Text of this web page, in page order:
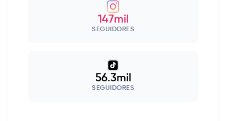
147mil
SEGUIDORES
56.3mil
SEGUIDORES